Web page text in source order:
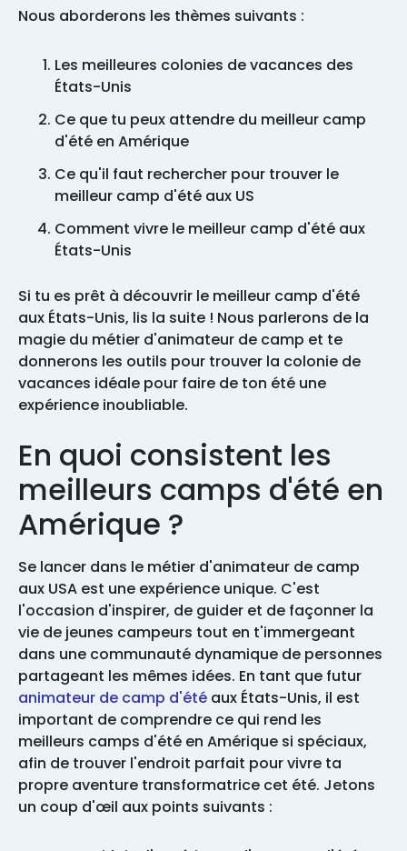
Nous aborderons les thèmes suivants :
Les meilleures colonies de vacances des
États-Unis
Ce que tu peux attendre du meilleur camp
d'été en Amérique
Ce qu'il faut rechercher pour trouver le
meilleur camp d'été aux US
Comment vivre le meilleur camp d'été aux
États-Unis
Si tu es prêt à découvrir le meilleur camp d'été
aux États-Unis, lis la suite ! Nous parlerons de la
magie du métier d'animateur de camp et te
donnerons les outils pour trouver la colonie de
vacances idéale pour faire de ton été une
expérience inoubliable.
En quoi consistent les
meilleurs camps d'été en
Amérique ?
Se lancer dans le métier d'animateur de camp
aux USA est une expérience unique. C'est
l'occasion d'inspirer, de guider et de façonner la
vie de jeunes campeurs tout en t'immergeant
dans une communauté dynamique de personnes
partageant les mêmes idées. En tant que futur
animateur de camp d'été aux États-Unis, il est
important de comprendre ce qui rend les
meilleurs camps d'été en Amérique si spéciaux,
afin de trouver l'endroit parfait pour vivre ta
propre aventure transformatrice cet été. Jetons
un coup d'œil aux points suivants :